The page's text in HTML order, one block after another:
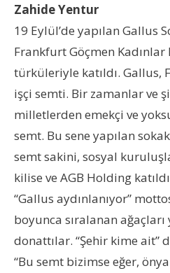
Zahide Yentur
19 Eylül’de yapılan Gallus
Frankfurt Göçmen Kadınlar
türküleriyle katıldı. Gallus,
işçi semti. Bir zamanlar ve
milletlerden emekçi ve
semt. Bu sene yapılan
semt sakini, sosyal
kilise ve AGB Holding
“Gallus aydınlanıyor”
boyunca sıralanan ağaçları
donattılar. “Şehir kime ait”
“Bu semt bizimse eğer,